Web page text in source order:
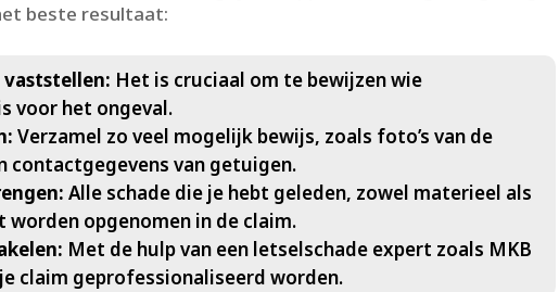
beste resultaat:
Het is cruciaal om te bewijzen wie
voor het ongeval.​
Verzamel zo veel mogelijk bewijs, zoals foto’s van de
contactgegevens van getuigen.​
Alle schade die je hebt geleden, zowel materieel als
opgenomen in de claim.​
Met de hulp van een letselschade expert zoals MKB
claim geprofessionaliseerd worden.​